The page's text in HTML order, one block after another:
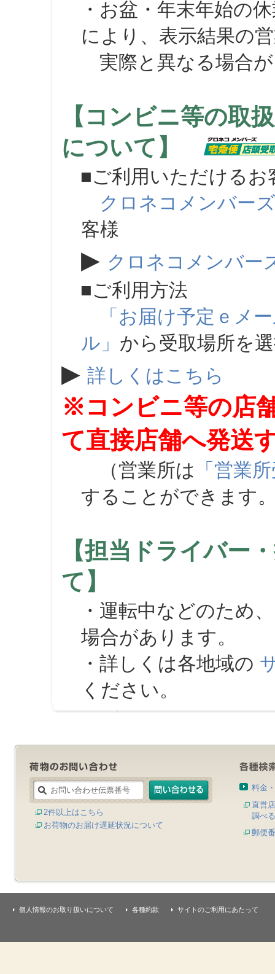
・お盆・年末年始の
により、表示結果の
実際と異なる場合が
【コンビニ等の取
について】
■ご利用いただけるお
クロネコメンバーズ
客様
▶ クロネコメンバー
■ご利用方法
「お届け予定ｅメ
ル」 から受取場所を
▶ 詳しくはこちら
※コンビニ等の店
て直接店舗へ発送
（営業所は 「営業
することができます
【担当ドライバー
て】
・運転中などのため
場合があります。
・詳しくは各地域の
ください。
2件以上はこちら
お荷物のお届け遅延状況について
料金
直営
調べる
郵便
個人情報のお取り扱いについて 各種約款 サイトのご利用にあたって